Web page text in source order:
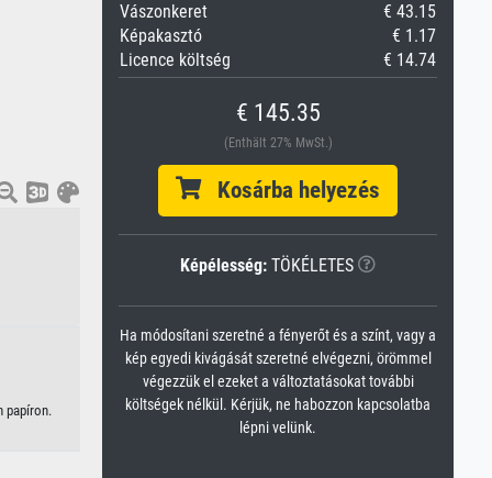
papíron.
Vászonkeret
€ 43.15
Képakasztó
€ 1.17
Licence költség
€ 14.74
€ 145.35
(Enthält 27% MwSt.)
Kosárba helyezés
Képélesség: TÖKÉLETES
Ha módosítani szeretné a fényerőt és a színt, vagy a
kép egyedi kivágását szeretné elvégezni, örömmel
végezzük el ezeket a változtatásokat további
költségek nélkül. Kérjük, ne habozzon kapcsolatba
lépni velünk.